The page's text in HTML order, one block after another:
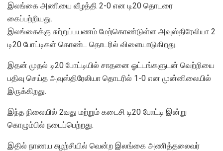
இலங்கை அணியை வீழத்தி 2-0 என டி20 தொடரை
கைப்பற்றியது.
இலங்கைக்கு சுற்றுப்பயணம் மேற்கொண்டுள்ள அவுஸ்திரேலியா 2
டி20 போட்டிகள் கொண்ட தொடரில் விளையாடுகிறது.
இதன் முதல் டி20 போட்டியில் சாதனை ஓட்டங்களுடன் வெற்றியை
பதிவு செய்த அவுஸ்திரேலியா தொடரில் 1-0 என முன்னிலையில்
இருக்கிறது.
இந்த நிலையில் 2வது மற்றும் கடைசி டி20 போட்டி இன்று
கொழும்பில் நடைப்பெற்றது.
இதில் நாணய சுழற்சியில் வென்ற இலங்கை அணித்தலைவர்